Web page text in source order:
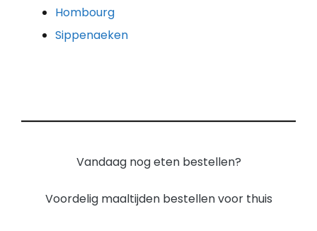
Hombourg
Sippenaeken
Vandaag nog eten bestellen?
Voordelig maaltijden bestellen voor thuis